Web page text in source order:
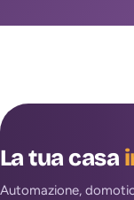
La tua casa
Automazione,